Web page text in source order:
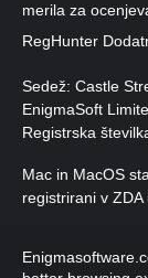
merila za
RegHunter
Sedež: Castle
EnigmaSoft
Registrska
Mac in MacOS
registrirani v ZDA
pridržane.